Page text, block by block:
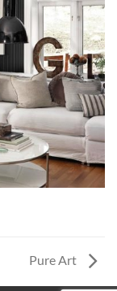
Pure Art